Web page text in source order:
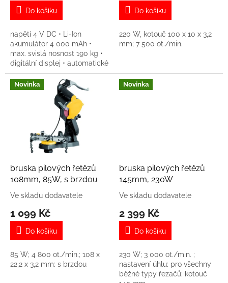
Do košíku
napětí 4 V DC • Li-Ion
akumulátor 4 000 mAh •
max. svislá nosnost 190 kg •
digitální displej • automatické
udržování podtlaku • průměr
přísavky 225 mm • nabíjení
přes USB-C •...
Do košíku
220 W, kotouč 100 x 10 x 3,2
mm; 7 500 ot./min.
Novinka
bruska pilových řetězů
108mm, 85W, s brzdou
Ve skladu dodavatele
1 099 Kč
Do košíku
85 W; 4 800 ot./min.; 108 x
22,2 x 3,2 mm; s brzdou
Novinka
bruska pilových řetězů
145mm, 230W
Ve skladu dodavatele
2 399 Kč
Do košíku
230 W; 3 000 ot./min. ;
nastavení úhlu; pro všechny
běžné typy řezačů; kotouč